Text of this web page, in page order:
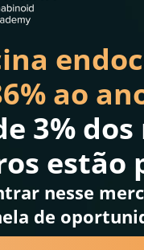
ao
3%
estão
nesse
de